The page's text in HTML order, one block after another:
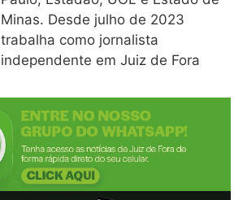
Minas. Desde julho de 2023
trabalha como jornalista
independente em Juiz de Fora